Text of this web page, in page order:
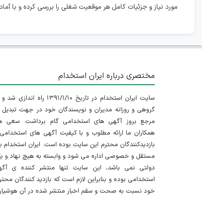
مورد نیاز و جزئیات کامل هر موقعیت شغلی را بررسی کرده و با
مختصری درباره ایران استخدام
سایت ایران استخدام در تاریخ ۱۳۹۱/۱/۱۰
گروهی و روزانه مدیران و نویسندگان خود در جهت
مرجع بروز آگهی های استخدامی گام برداشت. سعی
همکاران ما ارائه مطلوب و با کیفیت آگهی های
بازدیدکنندگان محترم این سایت بوده است. ایران
مستقل و خصوصی اداره می شود و وابسته به هیچ نهاد و
دولتی نمی باشد، این سایت تنها منتشر کننده ی
استخدامی بوده و بنابراین لازم است که بازدید کنندگان
خود نسبت به صحت و سقم اخبار منتشر شده در آن هوشیار